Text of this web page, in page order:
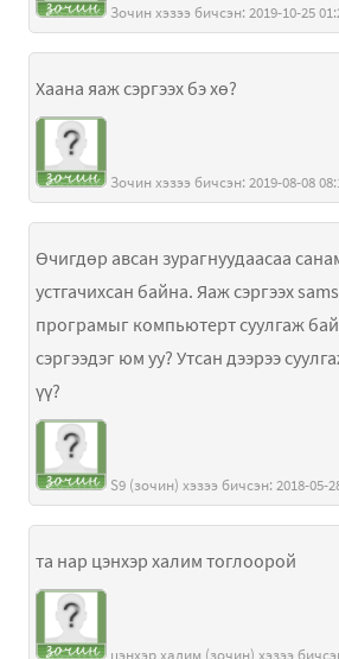
Хаана яаж сэргээх бэ хө?
Өчигдөр авсан зурагнуудаасаа
устгачихсан байна. Яаж сэргээх
програмыг компьютерт суулгаж
сэргээдэг юм уу? Утсан дээрээ
үү?
та нар цэнхэр халим тоглоорой